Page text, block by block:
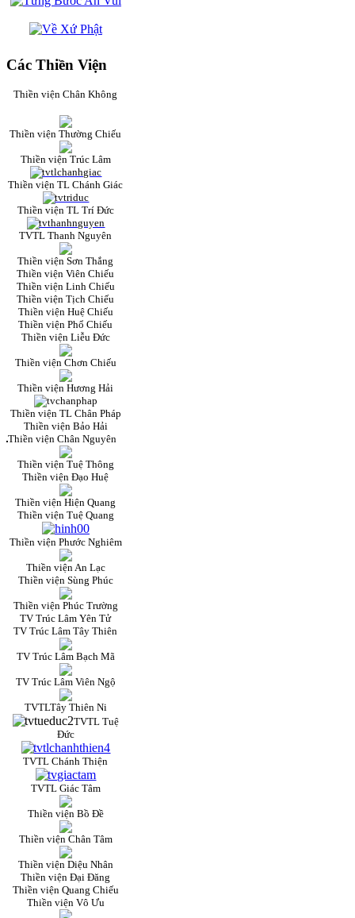
Các Thiền Viện
Thiền viện Chân Không
Thiền viện Thường Chiếu
Thiền viện Trúc Lâm
Thiền viện TL Chánh Giác
Thiền viện TL Trí Đức
TVTL Thanh Nguyên
Thiền viện Sơn Thắng
Thiền viện Viên Chiếu
Thiền viện Linh Chiếu
Thiền viện Tịch Chiếu
Thiền viện Huệ Chiếu
Thiền viện Phổ Chiếu
Thiền viện Liễu Đức
Thiền viện Chơn Chiếu
Thiền viện Hương Hải
Thiền viện TL Chân Pháp
Thiền viện Bảo Hải
Thiền viện Chân Nguyên
Thiền viện Tuệ Thông
Thiền viện Đạo Huệ
Thiền viện Hiện Quang
Thiền viện Tuệ Quang
Thiền viện Phước Nghiêm
Thiền viện An Lạc
Thiền viện Sùng Phúc
Thiền viện Phúc Trường
TV Trúc Lâm Yên Tử
TV Trúc Lâm Tây Thiên
TV Trúc Lâm Bạch Mã
TV Trúc Lâm Viên Ngộ
TVTLTây Thiên Ni
TVTL Tuệ
Đức
TVTL Chánh Thiện
TVTL Giác Tâm
Thiền viện Bồ Đề
Thiền viện Chân Tâm
Thiền viện Diệu Nhân
Thiền viện Đại Đăng
Thiền viện Quang Chiếu
Thiền viện Vô Ưu